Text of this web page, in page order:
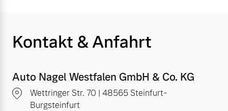
Kontakt & Anfahrt
Auto Nagel Westfalen GmbH & Co. KG
Wettringer Str. 70 | 48565 Steinfurt-
Burgsteinfurt